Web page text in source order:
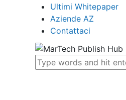
Ultimi Whitepaper
Aziende AZ
Contattaci